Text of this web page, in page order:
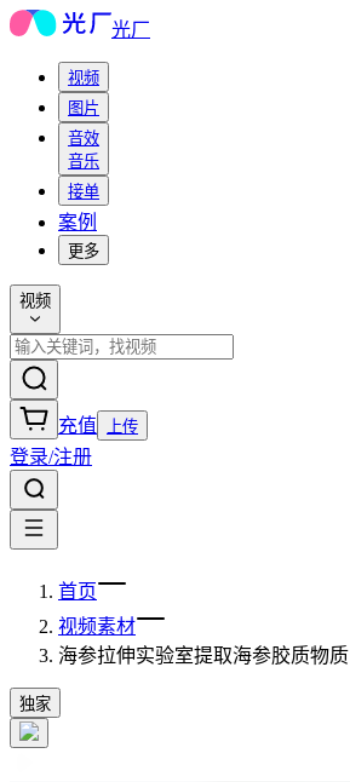
光厂
视频
图片
音效
音乐
接单
案例
更多
视频
充值 上传
登录/注册
首页
视频素材
海参拉伸实验室提取海参胶质物质
独家